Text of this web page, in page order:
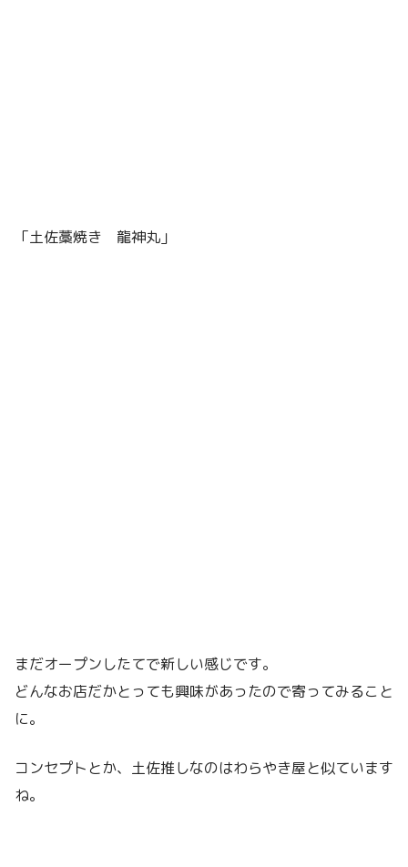
「土佐藁焼き 龍神丸」
まだオープンしたてで新しい感じです。
どんなお店だかとっても興味があったので寄ってみること
に。
コンセプトとか、土佐推しなのはわらやき屋と似ています
ね。